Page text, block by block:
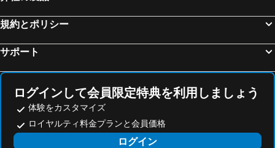
規約とポリシー
サポート
ログインして会員限定特典を利用しましょう
体験をカスタマイズ
ロイヤルティ料金プランと会員価格
ログイン